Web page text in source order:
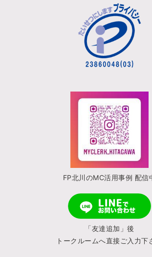
FP北川のMC活用事例 配信
「友達追加」後
トークルームへ直接ご入力下